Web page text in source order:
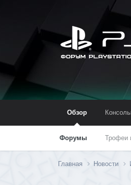
Обзор
Форумы Трофеи
Главная Новости